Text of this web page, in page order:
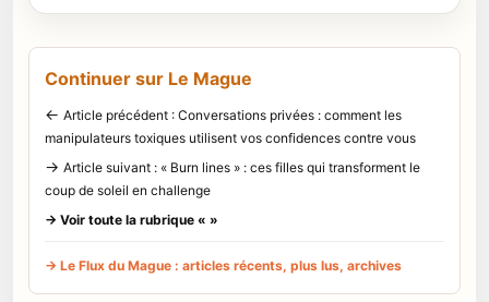
Continuer sur Le Mague
← Article précédent : Conversations privées : comment les
manipulateurs toxiques utilisent vos confidences contre vous
→ Article suivant : « Burn lines » : ces filles qui transforment le
coup de soleil en challenge
→ Voir toute la rubrique « »
→ Le Flux du Mague : articles récents, plus lus, archives